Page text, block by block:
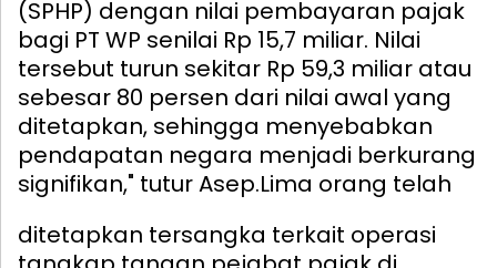
(SPHP) dengan nilai pembayaran pajak
bagi PT WP senilai Rp 15,7 miliar. Nilai
tersebut turun sekitar Rp 59,3 miliar atau
sebesar 80 persen dari nilai awal yang
ditetapkan, sehingga menyebabkan
pendapatan negara menjadi berkurang
signifikan," tutur Asep.Lima orang telah
ditetapkan tersangka terkait operasi